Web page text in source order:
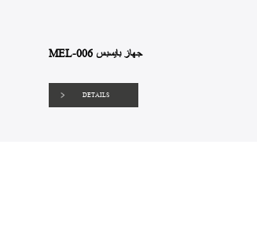
MEL-006 جهاز بايسبس
DETAILS